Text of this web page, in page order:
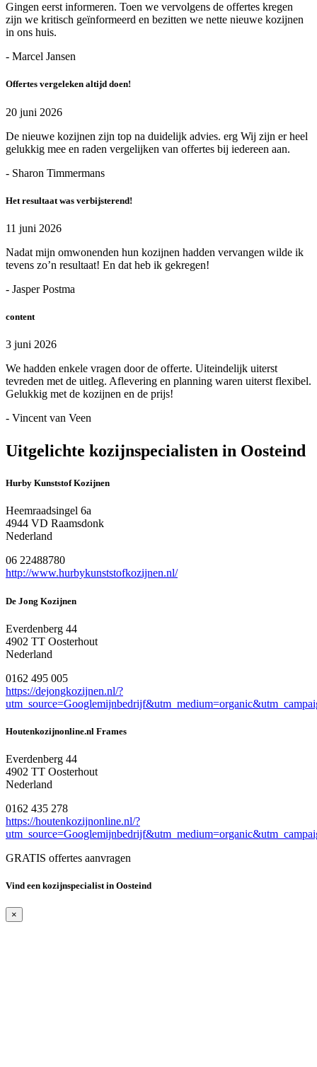
Gingen eerst informeren. Toen we vervolgens de offertes kregen
zijn we kritisch geïnformeerd en bezitten we nette nieuwe kozijnen
in ons huis.
- Marcel Jansen
Offertes vergeleken altijd doen!
20 juni 2026
De nieuwe kozijnen zijn top na duidelijk advies. erg Wij zijn er heel
gelukkig mee en raden vergelijken van offertes bij iedereen aan.
- Sharon Timmermans
Het resultaat was verbijsterend!
11 juni 2026
Nadat mijn omwonenden hun kozijnen hadden vervangen wilde ik
tevens zo’n resultaat! En dat heb ik gekregen!
- Jasper Postma
content
3 juni 2026
We hadden enkele vragen door de offerte. Uiteindelijk uiterst
tevreden met de uitleg. Aflevering en planning waren uiterst flexibel.
Gelukkig met de kozijnen en de prijs!
- Vincent van Veen
Uitgelichte kozijnspecialisten in Oosteind
Hurby Kunststof Kozijnen
Heemraadsingel 6a
4944 VD Raamsdonk
Nederland
06 22488780
http://www.hurbykunststofkozijnen.nl/
De Jong Kozijnen
Everdenberg 44
4902 TT Oosterhout
Nederland
0162 495 005
https://dejongkozijnen.nl/?
Houtenkozijnonline.nl Frames
Everdenberg 44
4902 TT Oosterhout
Nederland
0162 435 278
https://houtenkozijnonline.nl/?
GRATIS offertes aanvragen
Vind een kozijnspecialist in Oosteind
×